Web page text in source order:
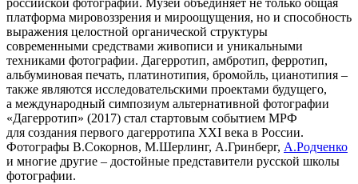
платформа мировоззрения и мироощущения, но и способность
выражения целостной органической структуры
современными средствами живописи и уникальными
техниками фотографии. Дагерротип, амбротип, ферротип,
альбуминовая печать, платинотипия, бромойль, цианотипия –
также являются исследовательскими проектами будущего,
а международный симпозиум альтернативной фотографии
«Дагерротип» (2017) стал стартовым событием МРФ
для создания первого дагерротипа ХХI века в России.
Фотографы В.Сокорнов, М.Шерлинг, А.Гринберг, А.Родченко
и многие другие – достойные представители русской школы
фотографии.